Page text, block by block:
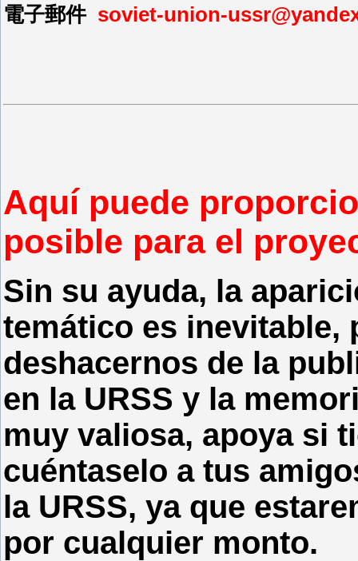
電子郵件 soviet-union-
Aquí puede
posible para el
Sin su ayuda, la
temático es inevitable,
deshacernos de la
en la URSS y la
muy valiosa, apoya si
cuéntaselo a tus
la URSS, ya que
por cualquier monto.